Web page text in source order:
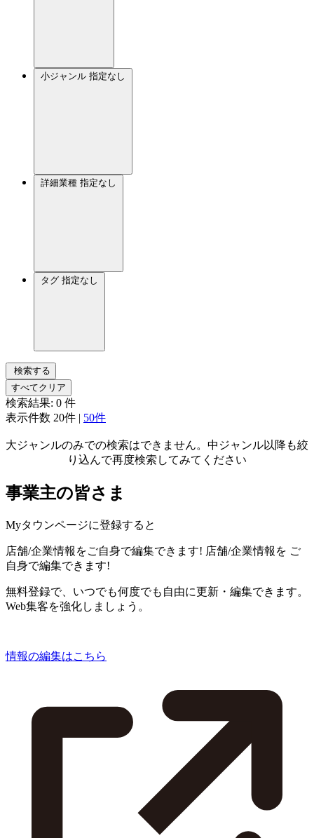
小ジャンル 指定なし
詳細業種 指定なし
タグ 指定なし
検索する
すべてクリア
検索結果: 0 件
表示件数 20件 | 50件
大ジャンルのみでの検索はできません。中ジャンル以降も絞
り込んで再度検索してみてください
事業主の皆さま
Myタウンページに登録すると
店舗/企業情報をご自身で編集できます! 店舗/企業情報を ご
自身で編集できます!
無料登録で、いつでも何度でも自由に更新・編集できます。
Web集客を強化しましょう。
情報の編集はこちら